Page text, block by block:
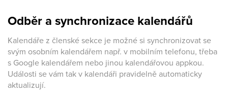
Odběr a synchronizace kalendářů
Kalendáře z členské sekce je možné si synchronizovat se
svým osobním kalendářem např. v mobilním telefonu, třeba
s Google kalendářem nebo jinou kalendářovou appkou.
Události se vám tak v kalendáři pravidelně automaticky
aktualizují.